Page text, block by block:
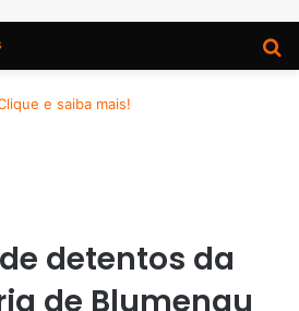
detentos da
de Blumenau